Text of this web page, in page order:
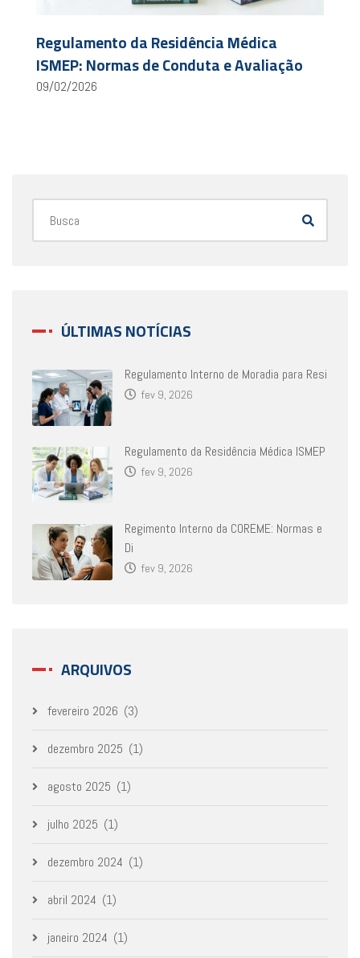
Regulamento da Residência Médica
ISMEP: Normas de Conduta e Avaliação
09/02/2026
ÚLTIMAS NOTÍCIAS
Regulamento Interno de Moradia para Resi
fev 9, 2026
Regulamento da Residência Médica ISMEP
fev 9, 2026
Regimento Interno da COREME: Normas e
Di
fev 9, 2026
ARQUIVOS
fevereiro 2026 (3)
dezembro 2025 (1)
agosto 2025 (1)
julho 2025 (1)
dezembro 2024 (1)
abril 2024 (1)
janeiro 2024 (1)